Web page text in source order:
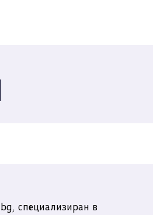
специализиран в